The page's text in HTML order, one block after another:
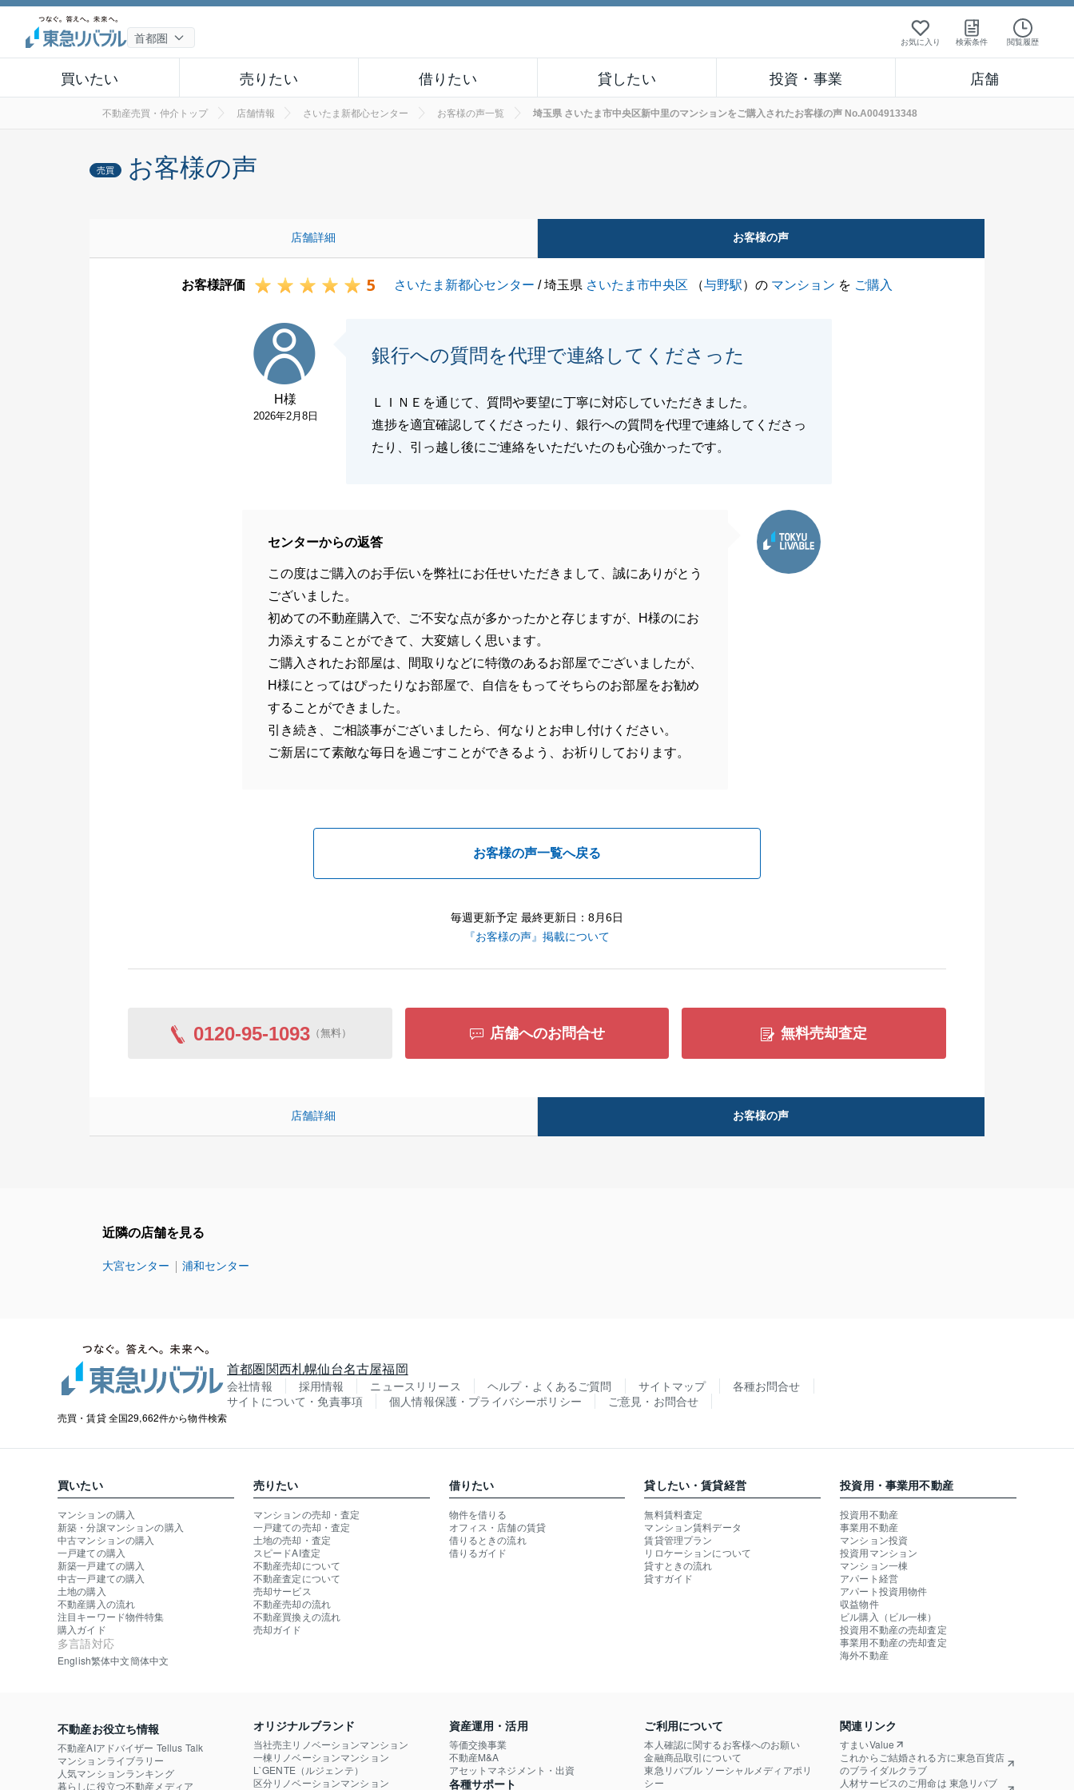
お気に入り 検索条件 閲覧履歴
買いたい 売りたい 借りたい 貸したい 投資・事業 店舗
不動産売買・仲介トップ 店舗情報 さいたま新都心センター お客様の声一覧 埼玉県 さいたま市中央区新中里のマンションをご購入されたお客様の声 No.A004913348
売買 お客様の声
店舗詳細 お客様の声
お客様評価 5 さいたま新都心センター / 埼玉県 さいたま市中央区 （与野駅）の マンション を ご購入
H様
2026年2月8日
銀行への質問を代理で連絡してくださった
ＬＩＮＥを通じて、質問や要望に丁寧に対応していただきました。
進捗を適宜確認してくださったり、銀行への質問を代理で連絡してくださっ
たり、引っ越し後にご連絡をいただいたのも心強かったです。
センターからの返答
この度はご購入のお手伝いを弊社にお任せいただきまして、誠にありがとう
ございました。
初めての不動産購入で、ご不安な点が多かったかと存じますが、H様のにお
力添えすることができて、大変嬉しく思います。
ご購入されたお部屋は、間取りなどに特徴のあるお部屋でございましたが、
H様にとってはぴったりなお部屋で、自信をもってそちらのお部屋をお勧め
することができました。
引き続き、ご相談事がございましたら、何なりとお申し付けください。
ご新居にて素敵な毎日を過ごすことができるよう、お祈りしております。
お客様の声一覧へ戻る
毎週更新予定 最終更新日：8月6日
『お客様の声』掲載について
0120-95-1093（無料） 店舗へのお問合せ 無料売却査定
店舗詳細 お客様の声
近隣の店舗を見る
大宮センター 浦和センター
売買・賃貸 全国29,662件から物件検索
首都圏関西札幌仙台名古屋福岡
会社情報 採用情報 ニュースリリース ヘルプ・よくあるご質問 サイトマップ
各種お問合せ
サイトについて・免責事項
個人情報保護・プライバシーポリシー ご意見・お問合せ
買いたい
マンションの購入
新築・分譲マンションの購入
中古マンションの購入
一戸建ての購入
新築一戸建ての購入
中古一戸建ての購入
土地の購入
不動産購入の流れ
注目キーワード物件特集
購入ガイド
多言語対応
English繁体中文簡体中文
売りたい
マンションの売却・査定
一戸建ての売却・査定
土地の売却・査定
スピードAI査定
不動産売却について
不動産査定について
売却サービス
不動産売却の流れ
不動産買換えの流れ
売却ガイド
借りたい
物件を借りる
オフィス・店舗の賃貸
借りるときの流れ
借りるガイド
貸したい・賃貸経営
無料賃料査定
マンション賃料データ
賃貸管理プラン
リロケーションについて
貸すときの流れ
貸すガイド
投資用・事業用不動産
投資用不動産
事業用不動産
マンション投資
投資用マンション
マンション一棟
アパート経営
アパート投資用物件
収益物件
ビル購入（ビル一棟）
投資用不動産の売却査定
事業用不動産の売却査定
海外不動産
不動産お役立ち情報
不動産AIアドバイザー Tellus Talk
マンションライブラリー
人気マンションランキング
暮らしに役立つ不動産メディア
オリジナルブランド
当社売主リノベーションマンション
一棟リノベーションマンション
L`GENTE（ルジェンテ）
区分リノベーションマンション
資産運用・活用
等価交換事業
不動産M&A
アセットマネジメント・出資
各種サポート
ご利用について
本人確認に関するお客様へのお願い
金融商品取引について
東急リバブル ソーシャルメディアポリ
シー
関連リンク
すまいValue
これからご結婚される方に東急百貨店
のブライダルクラブ
人材サービスのご用命は 東急リバブ